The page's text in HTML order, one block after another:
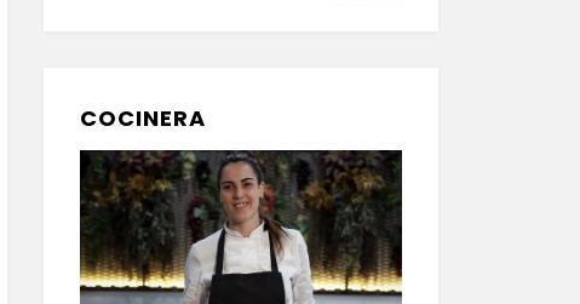
COCINERA